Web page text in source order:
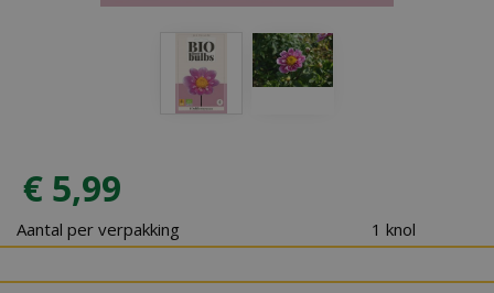
€ 5,99
Aantal per verpakking 1 knol